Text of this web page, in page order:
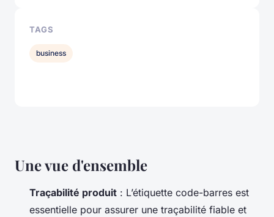
Une vue d'ensemble
Traçabilité produit : L’étiquette code-barres est
essentielle pour assurer une traçabilité fiable et
TAGS
business